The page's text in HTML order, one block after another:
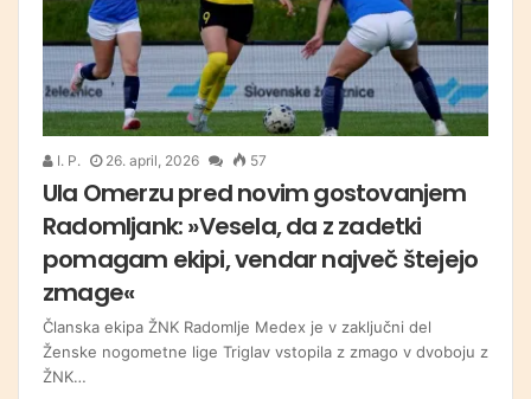
I. P. 26. april, 2026 57
Ula Omerzu pred novim gostovanjem
Radomljank: »Vesela, da z zadetki
pomagam ekipi, vendar največ štejejo
zmage«
Članska ekipa ŽNK Radomlje Medex je v zaključni del
Ženske nogometne lige Triglav vstopila z zmago v dvoboju z
ŽNK…